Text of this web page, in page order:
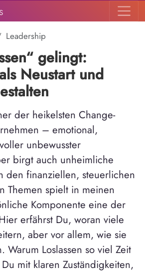
Leadership
gelingt:
Neustart und
der heikelsten Change-
– emotional,
unbewusster
birgt auch unheimliche
den finanziellen, steuerlichen
Themen spielt in meinen
Komponente eine der
erfährst Du, woran viele
aber vor allem, wie sie
Warum Loslassen so viel Zeit
mit klaren Zuständigkeiten,